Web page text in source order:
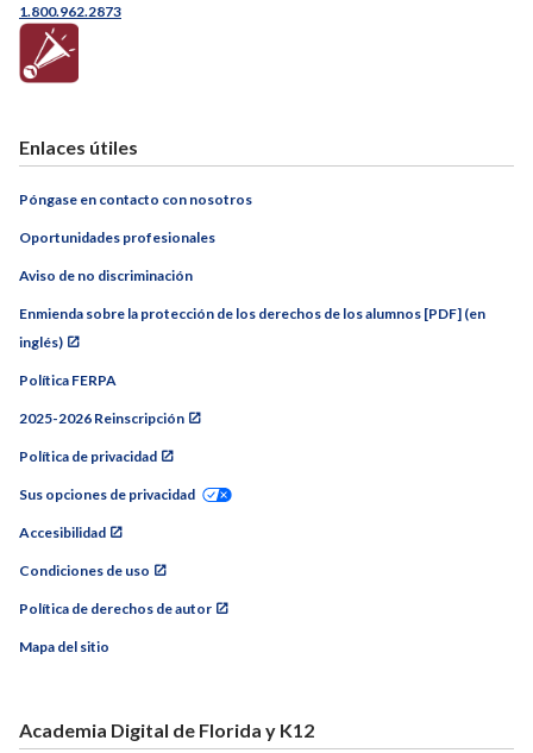
1.800.962.2873
Enlaces útiles
Póngase en contacto con nosotros
Oportunidades profesionales
Aviso de no discriminación
Enmienda sobre la protección de los derechos de los alumnos [PDF] (en
inglés)
Política FERPA
2025-2026 Reinscripción
Política de privacidad
Sus opciones de privacidad
Accesibilidad
Condiciones de uso
Política de derechos de autor
Mapa del sitio
Academia Digital de Florida y K12